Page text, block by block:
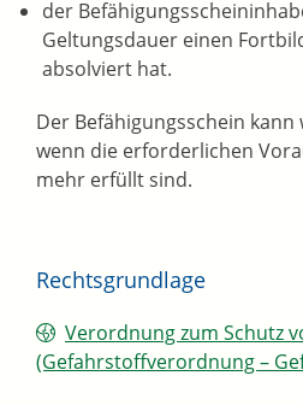
der
Geltungsdauer einen
absolviert hat.
Der Befähigungsschein
wenn die erforderlichen
mehr erfüllt sind.
Rechtsgrundlage
Verordnung zum Schutz
(Gefahrstoffverordnung –